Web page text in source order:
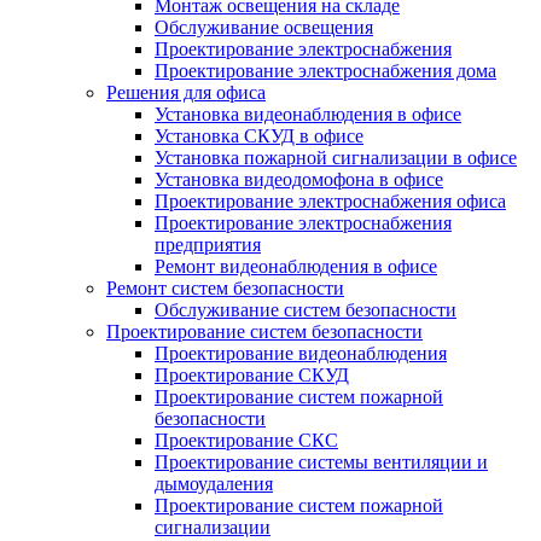
Монтаж освещения на складе
Обслуживание освещения
Проектирование электроснабжения
Проектирование электроснабжения дома
Решения для офиса
Установка видеонаблюдения в офисе
Установка СКУД в офисе
Установка пожарной сигнализации в офисе
Установка видеодомофона в офисе
Проектирование электроснабжения офиса
Проектирование электроснабжения
предприятия
Ремонт видеонаблюдения в офисе
Ремонт систем безопасности
Обслуживание систем безопасности
Проектирование систем безопасности
Проектирование видеонаблюдения
Проектирование СКУД
Проектирование систем пожарной
безопасности
Проектирование СКС
Проектирование системы вентиляции и
дымоудаления
Проектирование систем пожарной
сигнализации